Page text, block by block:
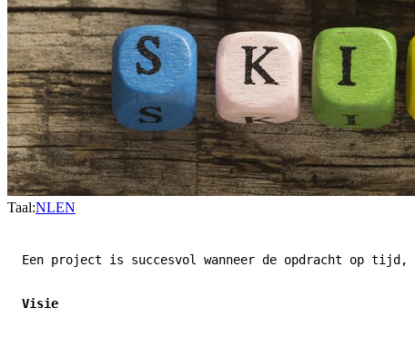
Taal:NLEN
Een project is succesvol wanneer de opdracht op tijd,
Visie